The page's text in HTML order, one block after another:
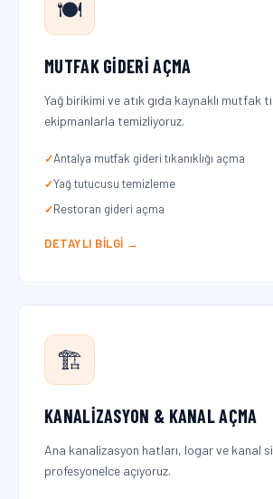
🍽️
MUTFAK GIDERI AÇMA
Yağ birikimi ve atık gıda kaynaklı mutfak
ekipmanlarla temizliyoruz.
Antalya mutfak gideri tıkanıklığı açma
Yağ tutucusu temizleme
Restoran gideri açma
DETAYLI BILGI →
🏗️
KANALIZASYON & KANAL AÇMA
Ana kanalizasyon hatları, logar ve kanal
profesyonelce açıyoruz.